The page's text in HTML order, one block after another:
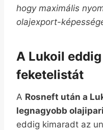
hogy maximális
olajexport-
A Lukoil
feketelistát
A Rosneft után a
legnagyobb
eddig kimaradt az